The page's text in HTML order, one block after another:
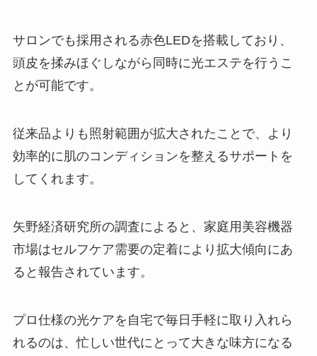
サロンでも採用される赤色LEDを搭載しており、
頭皮を揉みほぐしながら同時に光エステを行うこ
とが可能です。
従来品よりも照射範囲が拡大されたことで、より
効率的に肌のコンディションを整えるサポートを
してくれます。
矢野経済研究所の調査によると、家庭用美容機器
市場はセルフケア需要の定着により拡大傾向にあ
ると報告されています。
プロ仕様の光ケアを自宅で毎日手軽に取り入れら
れるのは、忙しい世代にとって大きな味方になる